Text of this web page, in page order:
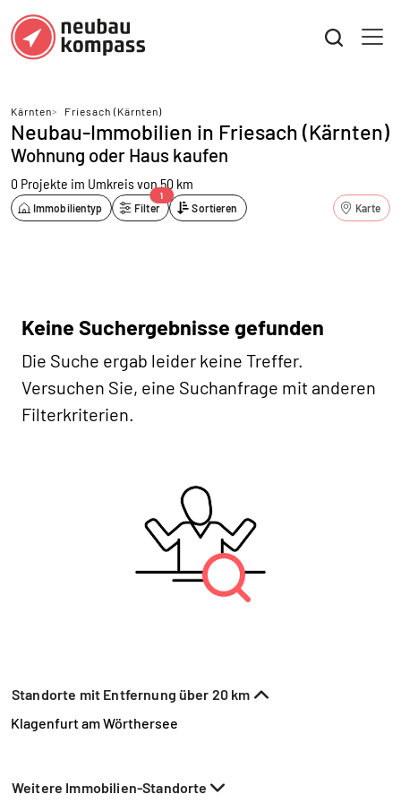
Kärnten> Friesach (Kärnten)
Neubau-Immobilien in Friesach (Kärnten)
Wohnung oder Haus kaufen
0 Projekte im Umkreis von 50 km
Immobilientyp Filter
1
Sortieren Karte
Keine Suchergebnisse gefunden
Die Suche ergab leider keine Treffer.
Versuchen Sie, eine Suchanfrage mit anderen
Filterkriterien.
Standorte mit Entfernung über 20 km
Klagenfurt am Wörthersee
Weitere Immobilien-Standorte